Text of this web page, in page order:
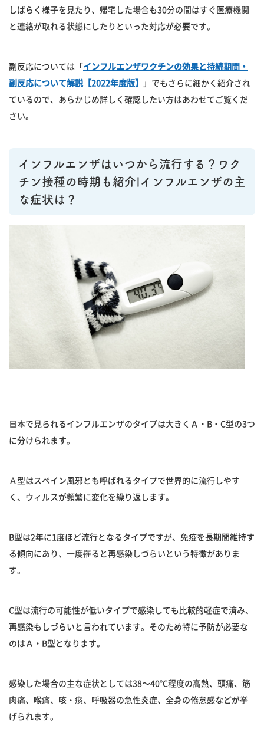
しばらく様子を見たり、帰宅した場合も30分の間はすぐ医療機関
と連絡が取れる状態にしたりといった対応が必要です。
副反応については「 インフルエンザワクチンの効果と持続期間・
副反応について解説【2022年度版】
」でもさらに細かく紹介され
ているので、あらかじめ詳しく確認したい方はあわせてご覧くだ
さい。
インフルエンザはいつから流行する？ワク
チン接種の時期も紹介|インフルエンザの主
な症状は？
日本で見られるインフルエンザのタイプは大きくＡ・B・C型の3つ
に分けられます。
Ａ型はスペイン風邪とも呼ばれるタイプで世界的に流行しやす
く、ウィルスが頻繁に変化を繰り返します。
B型は2年に1度ほど流行となるタイプですが、免疫を長期間維持す
る傾向にあり、一度罹ると再感染しづらいという特徴がありま
す。
C型は流行の可能性が低いタイプで感染しても比較的軽症で済み、
再感染もしづらいと言われています。そのため特に予防が必要な
のはＡ・B型となります。
感染した場合の主な症状としては38〜40℃程度の高熱、頭痛、筋
肉痛、喉痛、咳・痰、呼吸器の急性炎症、全身の倦怠感などが挙
げられます。